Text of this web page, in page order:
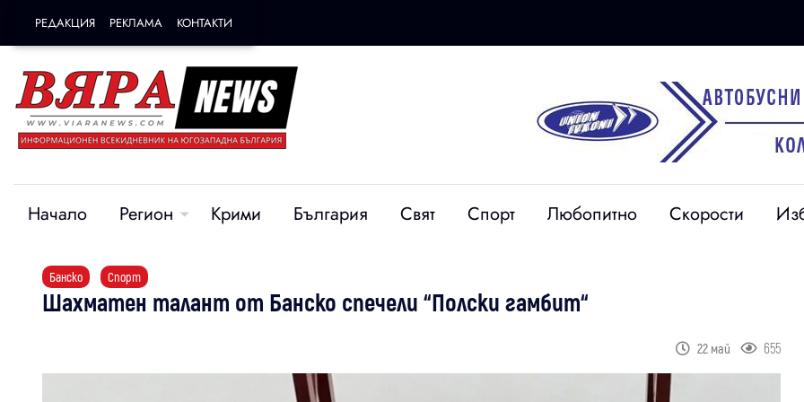
РЕДАКЦИЯ РЕКЛАМА КОНТАКТИ
Начало Регион Крими България Свят Спорт Любопитно Скорости
Банско Спорт
Шахматен талант от Банско спечели “Полски гамбит“
22 май 655